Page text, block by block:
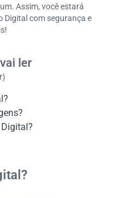
Assim, você estará
Digital com segurança e
ler